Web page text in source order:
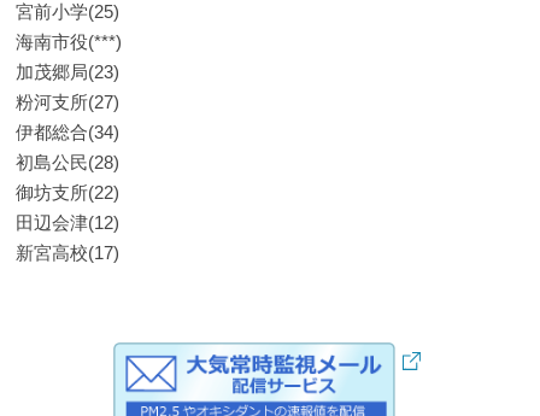
宮前小学(25)
海南市役(***)
加茂郷局(23)
粉河支所(27)
伊都総合(34)
初島公民(28)
御坊支所(22)
田辺会津(12)
新宮高校(17)